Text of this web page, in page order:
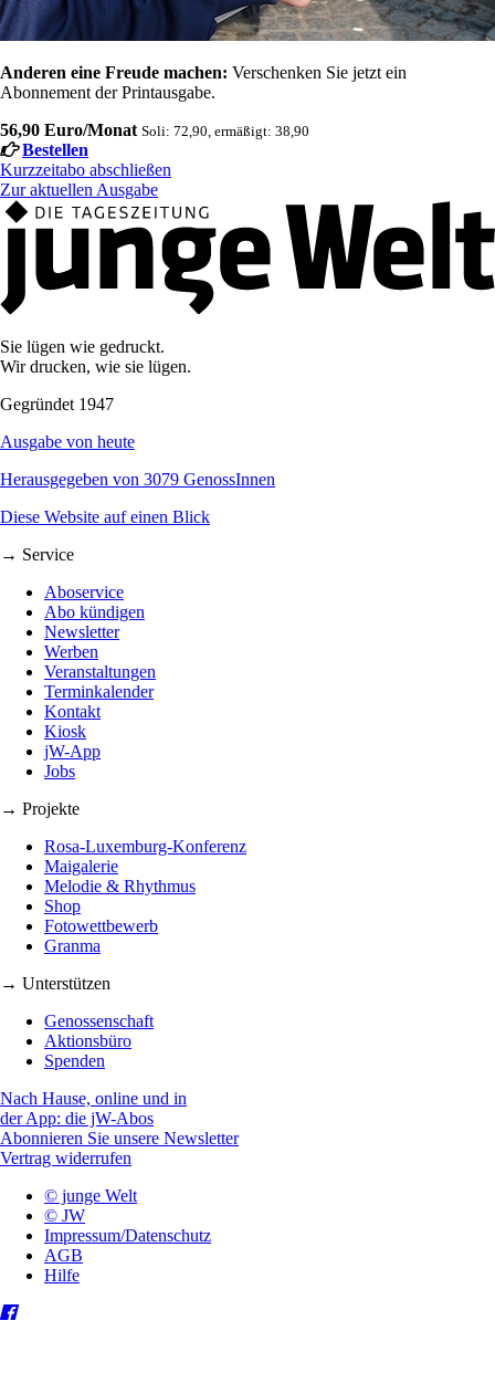
Anderen eine Freude machen: Verschenken Sie jetzt ein
Abonnement der Printausgabe.
56,90 Euro/Monat Soli: 72,90, ermäßigt: 38,90
Bestellen
Kurzzeitabo abschließen
Zur aktuellen Ausgabe
Sie lügen wie gedruckt.
Wir drucken, wie sie lügen.
Gegründet 1947
Ausgabe von heute
Herausgegeben von 3079 GenossInnen
Diese Website auf einen Blick
→ Service
Aboservice
Abo kündigen
Newsletter
Werben
Veranstaltungen
Terminkalender
Kontakt
Kiosk
jW-App
Jobs
→ Projekte
Rosa-Luxemburg-Konferenz
Maigalerie
Melodie & Rhythmus
Shop
Fotowettbewerb
Granma
→ Unterstützen
Genossenschaft
Aktionsbüro
Spenden
Nach Hause, online und in
der App: die jW-Abos
Abonnieren Sie unsere Newsletter
Vertrag widerrufen
© junge Welt
© JW
Impressum/Datenschutz
AGB
Hilfe